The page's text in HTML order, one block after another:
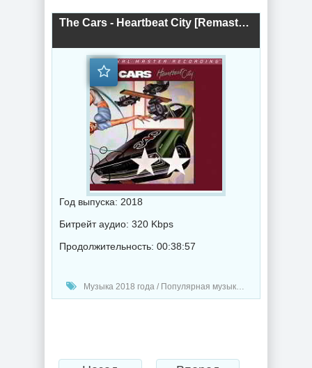
The Cars - Heartbeat City [Remastered] (2018) торрент
Год выпуска: 2018
Битрейт аудио: 320 Kbps
Продолжительность: 00:38:57
Музыка 2018 года / Популярная музыка / Рок - альтернативная музыка